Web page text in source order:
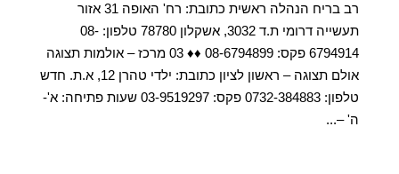
רב בריח הנהלה ראשית כתובת: רח' האופה 31 אזור
תעשייה דרומי ת.ד 3032, אשקלון 78780 טלפון: 08-
6794914 פקס: 08-6794899 ♦♦ 03 מרכז – אולמות תצוגה
אולם תצוגה – ראשון לציון כתובת: ילדי טהרן 12, א.ת. חדש
טלפון: 0732-384883 פקס: 03-9519297 שעות פתיחה: א'-
ה' –...